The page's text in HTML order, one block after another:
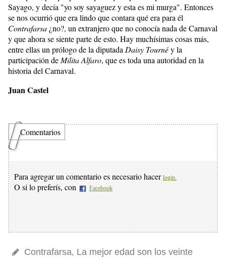
Sayago, y decía "yo soy sayaguez y esta es mi murga". Entonces
se nos ocurrió que era lindo que contara qué era para él
Contrafarsa¿no?, un extranjero que no conocía nada de Carnaval
y que ahora se siente parte de esto. Hay muchísimas cosas más,
entre ellas un prólogo de la diputadaDaisy Tournéy la
participación deMilita Alfaro, que es toda una autoridad en la
historia del Carnaval.
Juan Castel
Comentarios
Para agregar un comentario es necesario hacer login.
O si lo preferís, con Facebook
Contrafarsa, La mejor edad son los veinte